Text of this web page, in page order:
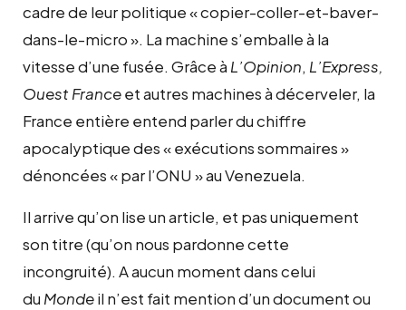
cadre de leur politique « copier-coller-et-baver-
dans-le-micro ». La machine s’emballe à la
vitesse d’une fusée. Grâce à L’Opinion, L’Express,
Ouest Franceet autres machines à décerveler, la
France entière entend parler du chiffre
apocalyptique des « exécutions sommaires »
dénoncées « par l’ONU » au Venezuela.
Il arrive qu’on lise un article, et pas uniquement
son titre (qu’on nous pardonne cette
incongruité). A aucun moment dans celui
du Mondeil n’est fait mention d’un document ou